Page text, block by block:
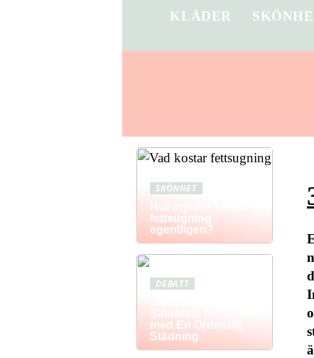
KLÄDER
SKÖNHET
Hur mycket kostar
fettsugning
egentligen?
DEBATT
Skinande Rent Hem
med En Ordentlig
Städning